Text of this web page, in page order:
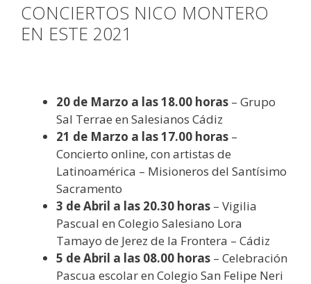
CONCIERTOS NICO MONTERO
EN ESTE 2021
20 de Marzo a las 18.00 horas – Grupo
Sal Terrae en Salesianos Cádiz
21 de Marzo a las 17.00 horas –
Concierto online, con artistas de
Latinoamérica – Misioneros del Santísimo
Sacramento
3 de Abril a las 20.30 horas – Vigilia
Pascual en Colegio Salesiano Lora
Tamayo de Jerez de la Frontera – Cádiz
5 de Abril a las 08.00 horas – Celebración
Pascua escolar en Colegio San Felipe Neri